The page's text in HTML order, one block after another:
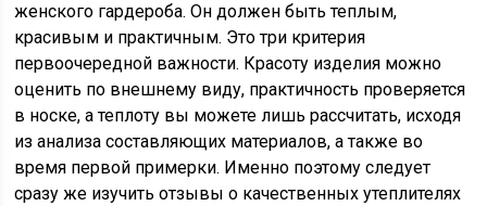
женского гардероба. Он должен быть теплым,
красивым и практичным. Это три критерия
первоочередной важности. Красоту изделия можно
оценить по внешнему виду, практичность проверяется
в носке, а теплоту вы можете лишь рассчитать, исходя
из анализа составляющих материалов, а также во
время первой примерки. Именно поэтому следует
сразу же изучить отзывы о качественных утеплителях